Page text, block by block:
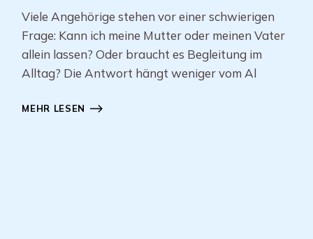
Viele Angehörige stehen vor einer schwierigen
Frage: Kann ich meine Mutter oder meinen Vater
allein lassen? Oder braucht es Begleitung im
Alltag? Die Antwort hängt weniger vom Al
MEHR LESEN